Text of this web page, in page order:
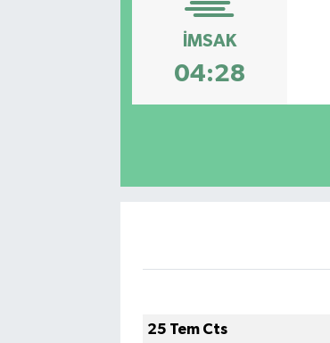
İMSAK
04:28
25 Tem Cts